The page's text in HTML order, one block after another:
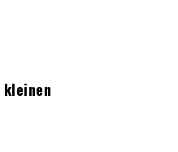
kleinen